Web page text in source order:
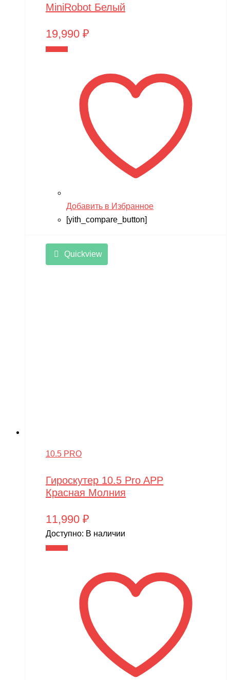
MiniRobot Белый
19,990 ₽
Добавить в Избранное
[yith_compare_button]
Quickview
10.5 PRO
Гироскутер 10.5 Pro APP
Красная Молния
11,990 ₽
Доступно: В наличии